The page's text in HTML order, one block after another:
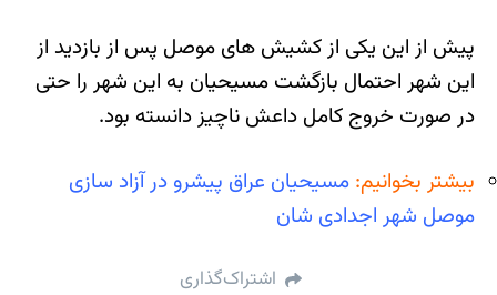
پیش از این یکی از کشیش های موصل پس از بازدید از
این شهر احتمال بازگشت مسیحیان به این شهر را حتی
در صورت خروج کامل داعش ناچیز دانسته بود.
بیشتر بخوانیم: مسیحیان عراق پیشرو در آزاد سازی
موصل شهر اجدادی شان
اشتراک‌گذاری